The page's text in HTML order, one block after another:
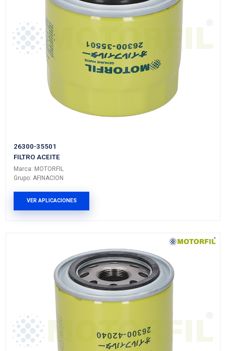
G-349MF
FILTRO ACEITE
Marca: MOTORFIL
Grupo: AFINACION